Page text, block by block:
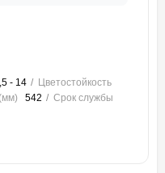
- 14
Цветостойкость
542
Срок службы